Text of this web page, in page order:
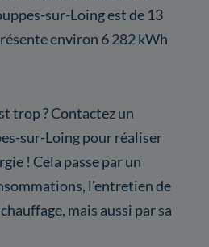
sur-Loing est de 13
environ 6 282 kWh
trop ? Contactez un
sur-Loing pour réaliser
! Cela passe par un
l'entretien de
mais aussi par sa